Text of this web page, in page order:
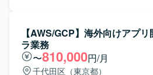
だけます。お客様との上流工程に
通じて、技術力だけでなく提案力
ていただけるポジションです。 【開発環境】 Oracle Cloud
Infrastructure(OCI)を中心としたク
ミドルウェアのバージョンアップ
ます。SiteCoreのバージョンアッ
スやサービスを起動しないようにす
設定変更、無影響確認テストなどを
【AWS/GCP】海外向けアプ
ラ業務
〜810,000円/月
千代田区（東京都）